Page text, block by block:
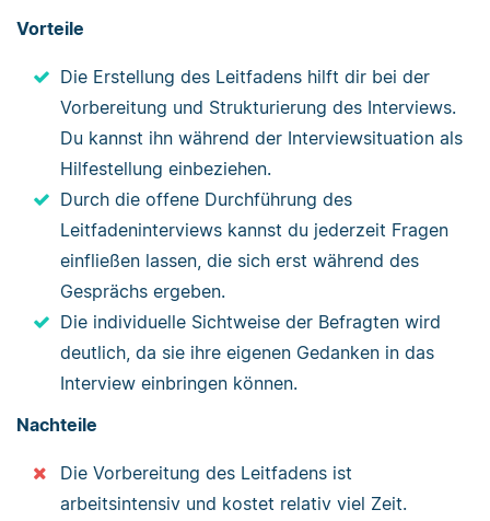
und im Anschluss mit XY
Vorteile
Die Erstellung des Leitfadens hilft dir bei der
Vorbereitung und Strukturierung des Interviews.
Du kannst ihn während der Interviewsituation als
Hilfestellung einbeziehen.
Durch die offene Durchführung des
Leitfadeninterviews kannst du jederzeit Fragen
einfließen lassen, die sich erst während des
Gesprächs ergeben.
Die individuelle Sichtweise der Befragten wird
deutlich, da sie ihre eigenen Gedanken in das
Interview einbringen können.
Nachteile
Die Vorbereitung des Leitfadens ist
arbeitsintensiv und kostet relativ viel Zeit.